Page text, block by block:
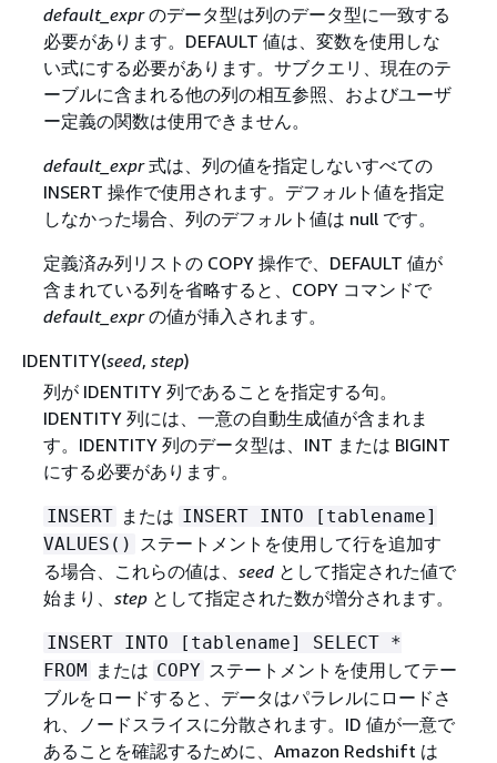
default_exprのデータ型は列のデータ型に一致する
必要があります。DEFAULT 値は、変数を使用しな
い式にする必要があります。サブクエリ、現在のテ
ーブルに含まれる他の列の相互参照、およびユーザ
ー定義の関数は使用できません。
default_expr式は、列の値を指定しないすべての
INSERT 操作で使用されます。デフォルト値を指定
しなかった場合、列のデフォルト値は null です。
定義済み列リストの COPY 操作で、DEFAULT 値が
含まれている列を省略すると、COPY コマンドで
default_exprの値が挿入されます。
IDENTITY(seed, step)
列が IDENTITY 列であることを指定する句。
IDENTITY 列には、一意の自動生成値が含まれま
す。IDENTITY 列のデータ型は、INT または BIGINT
にする必要があります。
INSERT または INSERT INTO [tablename]
VALUES()
ステートメントを使用して行を追加す
る場合、これらの値は、 seedとして指定された値で
始まり、 stepとして指定された数が増分されます。
INSERT INTO [tablename] SELECT *
FROM または COPY ステートメントを使用してテー
ブルをロードすると、データはパラレルにロードさ
れ、ノードスライスに分散されます。ID 値が一意で
あることを確認するために、Amazon Redshift は